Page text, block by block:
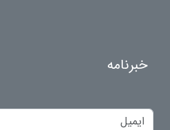
خبرنامه